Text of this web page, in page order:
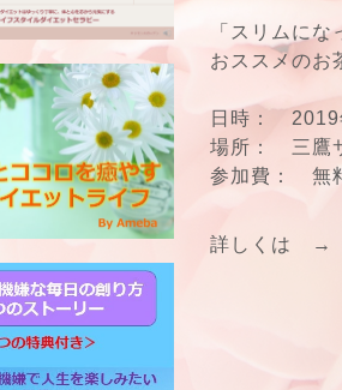
「スリムに
おススメのお
日時：
場所： 三鷹
参加費： 無
詳しくは →